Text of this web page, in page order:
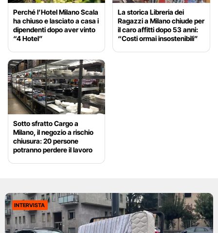
Perché l’Hotel Milano Scala
ha chiuso e lasciato a casa i
dipendenti dopo aver vinto
“4 Hotel”
La storica Libreria dei
Ragazzi a Milano chiude per
il caro affitti dopo 53 anni:
“Costi ormai insostenibili”
Sotto sfratto Cargo a
Milano, il negozio a rischio
chiusura: 20 persone
potranno perdere il lavoro
INTERVISTA